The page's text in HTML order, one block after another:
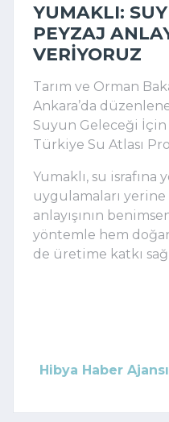
YUMAKLI:
PEYZAJ
VERIYORUZ
Tarım ve Orman
Ankara’da
Suyun Geleceği İçin
Türkiye Su Atlası
Yumaklı, su israfına
uygulamaları yerine
anlayışının
yöntemle hem
de üretime katkı
Hibya Haber Ajansı